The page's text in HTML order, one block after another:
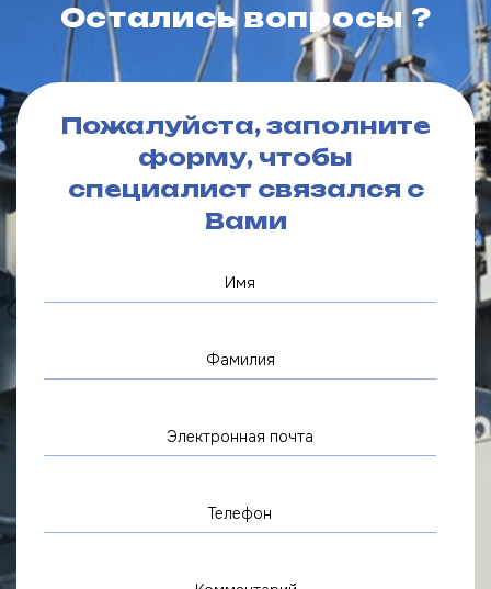
Остались вопросы ?
Пожалуйста, заполните
форму, чтобы
специалист связался с
Вами